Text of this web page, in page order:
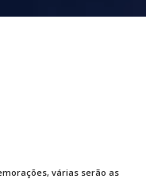
várias serão as